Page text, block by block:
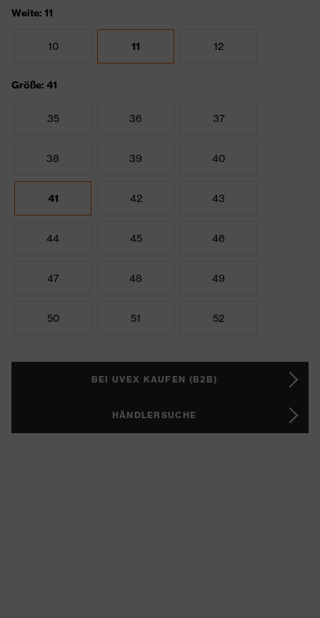
Weite: 11
10 11 12
Größe: 41
35 36 37
38 39 40
41 42 43
44 45 46
47 48 49
50 51 52
BEI UVEX KAUFEN (B2B)
HÄNDLERSUCHE